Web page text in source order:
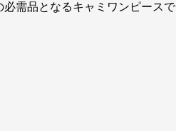
需品となるキャミワンピースで